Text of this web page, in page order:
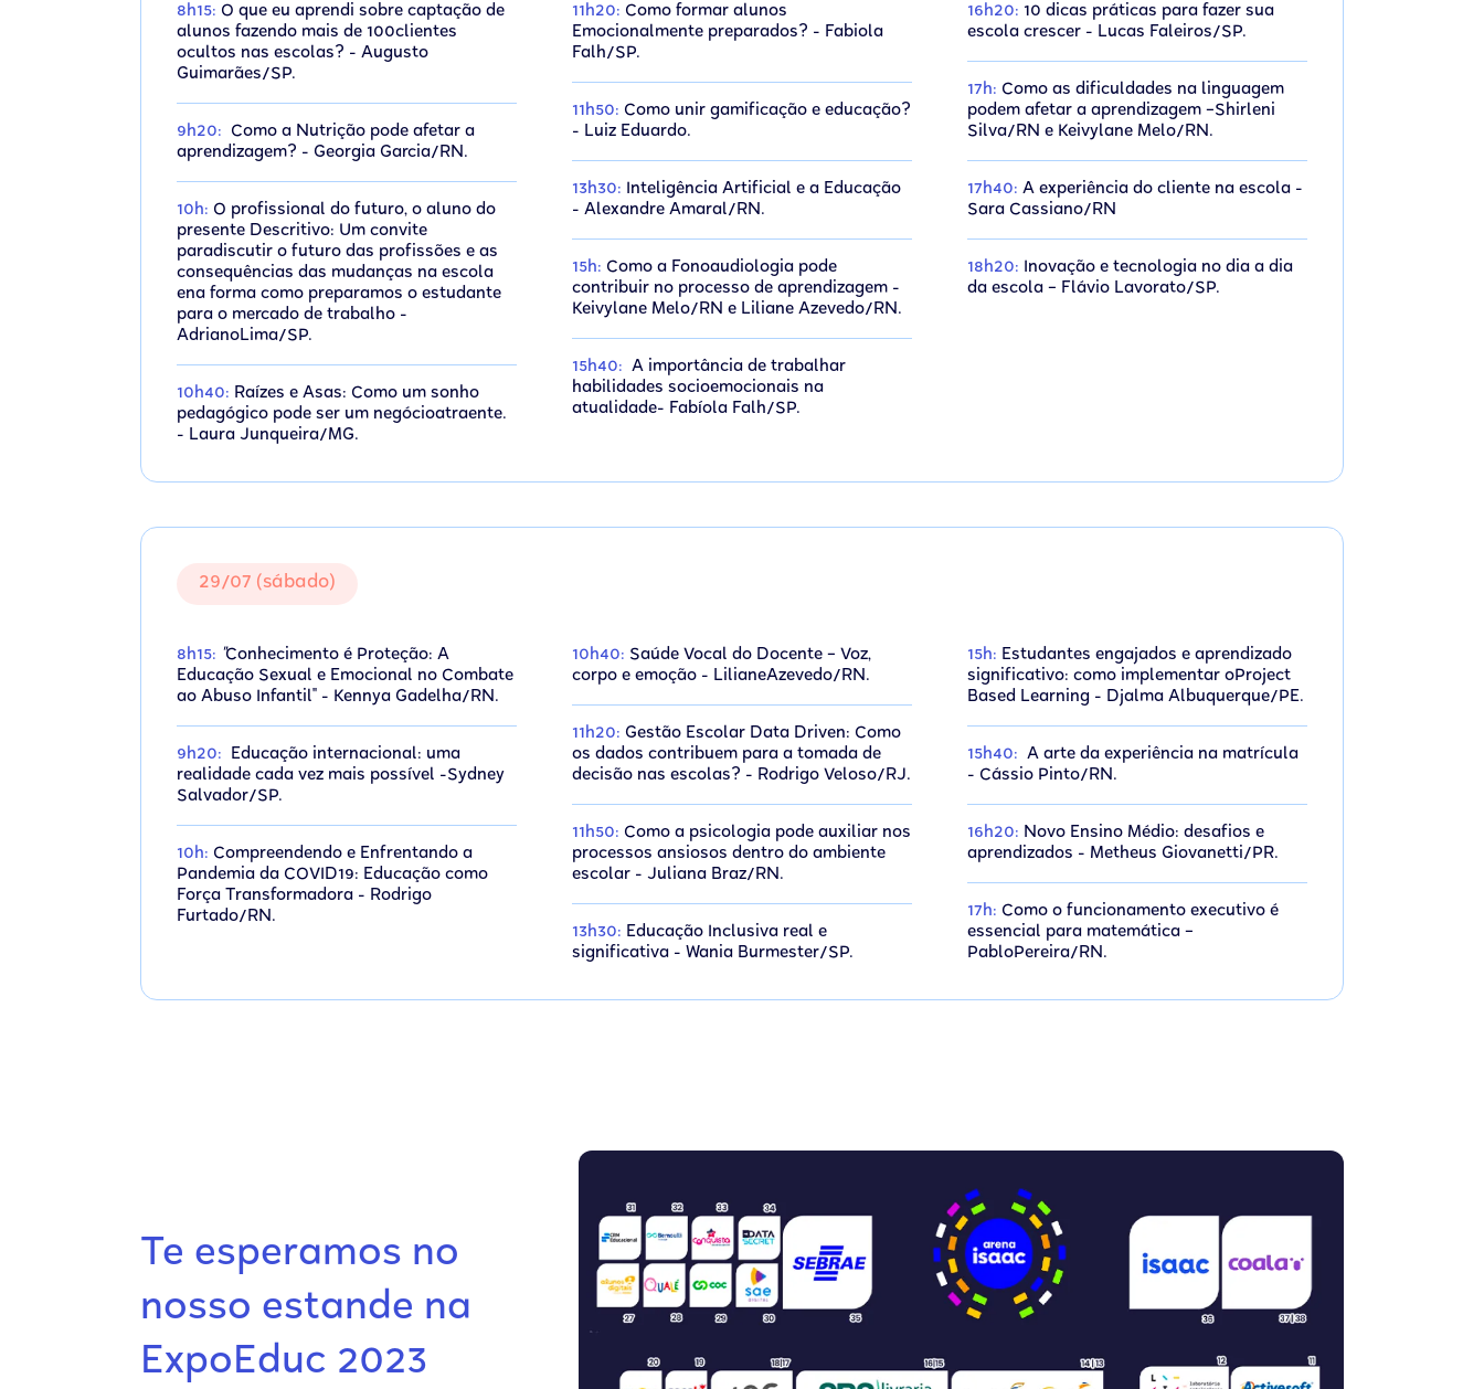
8h15: O que eu aprendi sobre captação de
alunos fazendo mais de 100clientes
ocultos nas escolas? - Augusto
Guimarães/SP.
9h20: Como a Nutrição pode afetar a
aprendizagem? - Georgia Garcia/RN.
10h: O profissional do futuro, o aluno do
presente Descritivo: Um convite
paradiscutir o futuro das profissões e as
consequências das mudanças na escola
ena forma como preparamos o estudante
para o mercado de trabalho -
AdrianoLima/SP.
10h40: Raízes e Asas: Como um sonho
pedagógico pode ser um negócioatraente.
- Laura Junqueira/MG.
11h20: Como formar alunos
Emocionalmente preparados? - Fabiola
Falh/SP.
11h50: Como unir gamificação e educação?
- Luiz Eduardo.
13h30: Inteligência Artificial e a Educação
- Alexandre Amaral/RN.
15h: Como a Fonoaudiologia pode
contribuir no processo de aprendizagem -
Keivylane Melo/RN e Liliane Azevedo/RN.
15h40: A importância de trabalhar
habilidades socioemocionais na
atualidade- Fabíola Falh/SP.
16h20: 10 dicas práticas para fazer sua
escola crescer - Lucas Faleiros/SP.
17h: Como as dificuldades na linguagem
podem afetar a aprendizagem –Shirleni
Silva/RN e Keivylane Melo/RN.
17h40: A experiência do cliente na escola -
Sara Cassiano/RN
18h20: Inovação e tecnologia no dia a dia
da escola – Flávio Lavorato/SP.
29/07 (sábado)
8h15: "Conhecimento é Proteção: A
Educação Sexual e Emocional no Combate
ao Abuso Infantil" - Kennya Gadelha/RN.
9h20: Educação internacional: uma
realidade cada vez mais possível -Sydney
Salvador/SP.
10h: Compreendendo e Enfrentando a
Pandemia da COVID19: Educação como
Força Transformadora - Rodrigo
Furtado/RN.
10h40: Saúde Vocal do Docente – Voz,
corpo e emoção - LilianeAzevedo/RN.
11h20: Gestão Escolar Data Driven: Como
os dados contribuem para a tomada de
decisão nas escolas? - Rodrigo Veloso/RJ.
11h50: Como a psicologia pode auxiliar nos
processos ansiosos dentro do ambiente
escolar - Juliana Braz/RN.
13h30: Educação Inclusiva real e
significativa - Wania Burmester/SP.
15h: Estudantes engajados e aprendizado
significativo: como implementar oProject
Based Learning - Djalma Albuquerque/PE.
15h40: A arte da experiência na matrícula
- Cássio Pinto/RN.
16h20: Novo Ensino Médio: desafios e
aprendizados - Metheus Giovanetti/PR.
17h: Como o funcionamento executivo é
essencial para matemática –
PabloPereira/RN.
Te esperamos no
nosso estande na
ExpoEduc 2023